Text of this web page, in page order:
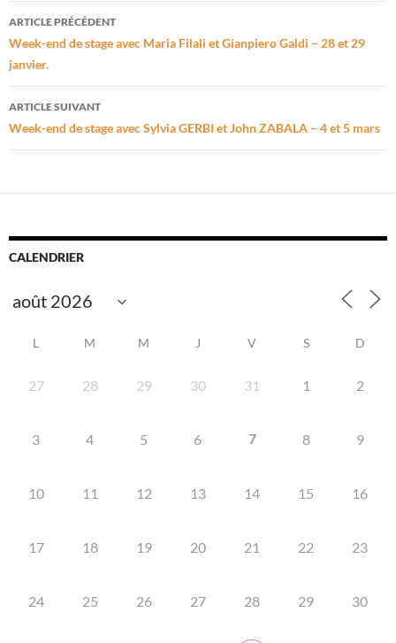
Navigation
des
articles
ARTICLE PRÉCÉDENT
Week-end de stage avec Maria Filali et Gianpiero Galdi – 28 et 29
janvier.
ARTICLE SUIVANT
Week-end de stage avec Sylvia GERBI et John ZABALA – 4 et 5 mars
CALENDRIER
L M M J V S D
27 28 29 30 31 1 2
3 4 5 6 7 8 9
10 11 12 13 14 15 16
17 18 19 20 21 22 23
24 25 26 27 28 29 30